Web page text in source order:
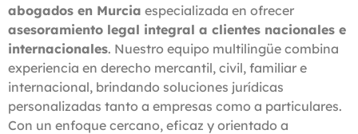
abogados en Murcia especializada en ofrecer
asesoramiento legal integral a clientes nacionales e
internacionales. Nuestro equipo multilingüe combina
experiencia en derecho mercantil, civil, familiar e
internacional, brindando soluciones jurídicas
personalizadas tanto a empresas como a particulares.
Con un enfoque cercano, eficaz y orientado a